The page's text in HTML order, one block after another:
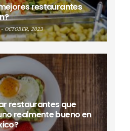
restaurantes
OCTOBER, 2023
restaurantes que
realmente bueno en